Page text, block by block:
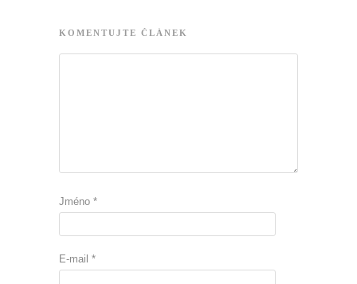
KOMENTUJTE ČLÁNEK
Jméno *
E-mail *